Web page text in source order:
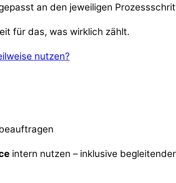
an den jeweiligen
für das, was wirklich zählt.
nutzen?
intern nutzen – inklusive